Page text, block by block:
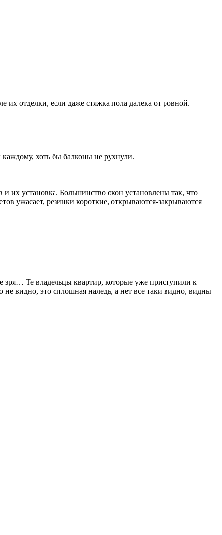
их отделки, если даже стяжка пола далека от ровной.
каждому, хоть бы балконы не рухнули.
их установка. Большинство окон установлены так, что
ужасает, резинки короткие, открываются-закрываются
зря… Те владельцы квартир, которые уже приступили к
видно, это сплошная наледь, а нет все таки видно, видны